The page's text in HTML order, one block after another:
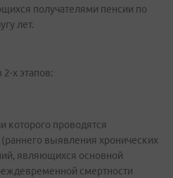
получателями пенсии по
лет.
2-х этапов:
которого проводятся
выявления хронических
являющихся основной
смертности